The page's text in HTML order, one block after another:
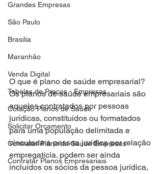
Grandes Empresas
São Paulo
Brasilia
Maranhão
Venda Digital
Tabelas de Preços - Empresas
Cotação Planos de Saude
Solicitar Orçamento
Contratar Plano de Saude Empresas
Contratar Planos Empresariais
O que é plano de saúde empresarial?
Os planos de saúde empresariais são
aqueles contratados por pessoas
jurídicas, constituídos ou formatados
para uma população delimitada e
vinculada à pessoa jurídica por relação
empregatícia. podem ser ainda
incluídos os sócios da pessoa jurídica,